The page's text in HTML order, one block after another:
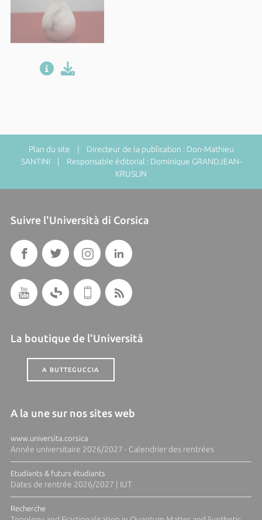
Plan du site | Directeur de la publication : Don-Mathieu
SANTINI | Responsable éditorial : Dominique GRANDJEAN-
KRUSLIN
Suivre l'Università di Corsica
La boutique de l'Università
A BUTTEGUCCIA
A la une sur nos sites web
www.universita.corsica
Année universitaire 2026/2027 - Calendrier des rentrées
Etudiants & futurs étudiants
Dates de rentrée 2026/2027 | IUT
Recherche